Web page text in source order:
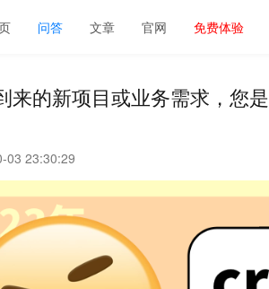
问答 文章 官网 免费体验
来的新项目或业务需求，您
03 23:30:29